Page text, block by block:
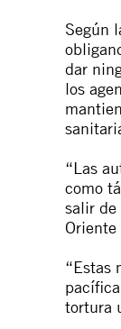
Según
dar
los a
“Las a
como
salir de
“Estas
tortura